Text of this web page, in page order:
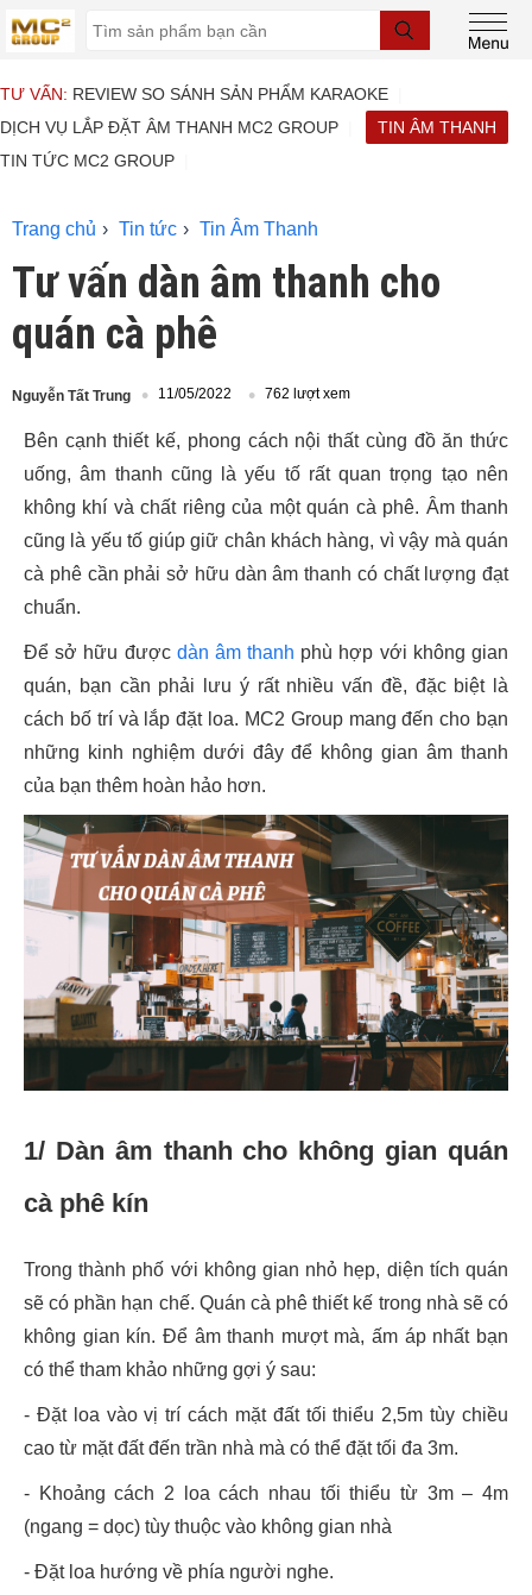
TƯ VẤN: REVIEW SO SÁNH SẢN PHẨM KARAOKE
DỊCH VỤ LẮP ĐẶT ÂM THANH MC2 GROUP
TIN ÂM THANH
TIN TỨC MC2 GROUP
Trang chủ Tin tức Tin Âm Thanh
Tư vấn dàn âm thanh cho
quán cà phê
Nguyễn Tất Trung 11/05/2022 762 lượt xem
Bên cạnh thiết kế, phong cách nội thất cùng đồ ăn thức
uống, âm thanh cũng là yếu tố rất quan trọng tạo nên
không khí và chất riêng của một quán cà phê. Âm thanh
cũng là yếu tố giúp giữ chân khách hàng, vì vậy mà quán
cà phê cần phải sở hữu dàn âm thanh có chất lượng đạt
chuẩn.
Để sở hữu được dàn âm thanh phù hợp với không gian
quán, bạn cần phải lưu ý rất nhiều vấn đề, đặc biệt là
cách bố trí và lắp đặt loa. MC2 Group mang đến cho bạn
những kinh nghiệm dưới đây để không gian âm thanh
của bạn thêm hoàn hảo hơn.
1/ Dàn âm thanh cho không gian quán
cà phê kín
Trong thành phố với không gian nhỏ hẹp, diện tích quán
sẽ có phần hạn chế. Quán cà phê thiết kế trong nhà sẽ có
không gian kín. Để âm thanh mượt mà, ấm áp nhất bạn
có thể tham khảo những gợi ý sau:
- Đặt loa vào vị trí cách mặt đất tối thiểu 2,5m tùy chiều
cao từ mặt đất đến trần nhà mà có thể đặt tối đa 3m.
- Khoảng cách 2 loa cách nhau tối thiểu từ 3m – 4m
(ngang = dọc) tùy thuộc vào không gian nhà
- Đặt loa hướng về phía người nghe.